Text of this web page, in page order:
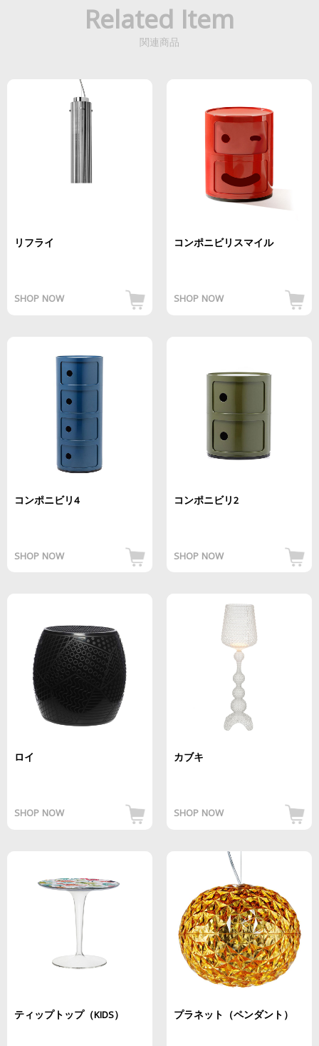
Related Item
関連商品
リフライ
SHOP NOW
コンポニビリスマイル
SHOP NOW
コンポニビリ4
SHOP NOW
コンポニビリ2
SHOP NOW
ロイ
SHOP NOW
カブキ
SHOP NOW
ティップトップ（KIDS） プラネット（ペンダント）